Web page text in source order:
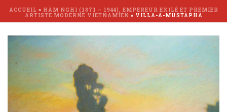
ACCUEIL » HÀM NGHI (1871 – 1944), EMPEREUR EXILÉ ET PREMIER
ARTISTE MODERNE VIETNAMIEN » VILLA-A-MUSTAPHA